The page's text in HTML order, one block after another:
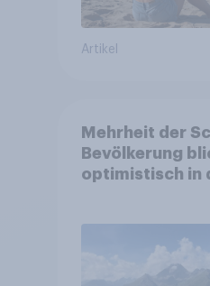
Artikel
Mehrheit der
Bevölkerung
optimistisch in
Altersvorsorge